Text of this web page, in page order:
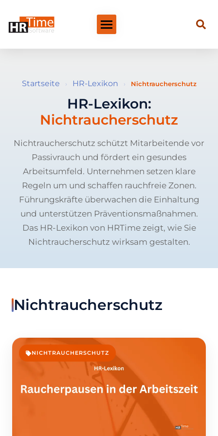
Startseite › HR-Lexikon › Nichtraucherschutz
HR-Lexikon:
Nichtraucherschutz
Nichtraucherschutz schützt Mitarbeitende vor
Passivrauch und fördert ein gesundes
Arbeitsumfeld. Unternehmen setzen klare
Regeln um und schaffen rauchfreie Zonen.
Führungskräfte überwachen die Einhaltung
und unterstützen Präventionsmaßnahmen.
Das HR-Lexikon von HRTime zeigt, wie Sie
Nichtraucherschutz wirksam gestalten.
Nichtraucherschutz
NICHTRAUCHERSCHUTZ